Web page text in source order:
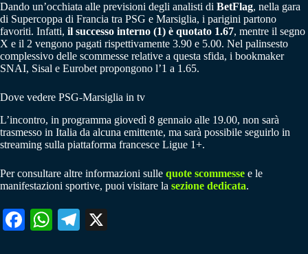
Dando un’occhiata alle previsioni degli analisti di BetFlag, nella gara
di Supercoppa di Francia tra PSG e Marsiglia, i parigini partono
favoriti. Infatti, il successo interno (1) è quotato 1.67, mentre il segno
X e il 2 vengono pagati rispettivamente 3.90 e 5.00. Nel palinsesto
complessivo delle scommesse relative a questa sfida, i bookmaker
SNAI, Sisal e Eurobet propongono l’1 a 1.65.
Dove vedere PSG-Marsiglia in tv
L’incontro, in programma giovedì 8 gennaio alle 19.00, non sarà
trasmesso in Italia da alcuna emittente, ma sarà possibile seguirlo in
streaming sulla piattaforma francesce Ligue 1+.
Per consultare altre informazioni sulle quote scommesse e le
manifestazioni sportive, puoi visitare la sezione dedicata.
Fa W
Te